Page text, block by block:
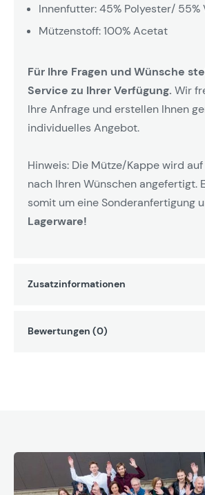
Innenfutter: 45% Polyester/ 55%
Mützenstoff: 100% Acetat
Für Ihre Fragen und Wünsche
Service zu Ihrer Verfügung. Wir
Ihre Anfrage und erstellen Ihnen
individuelles Angebot.
Hinweis: Die Mütze/Kappe wird
nach Ihren Wünschen angefertigt.
somit um eine Sonderanfertigung
Lagerware!
Zusatzinformationen
Bewertungen (0)